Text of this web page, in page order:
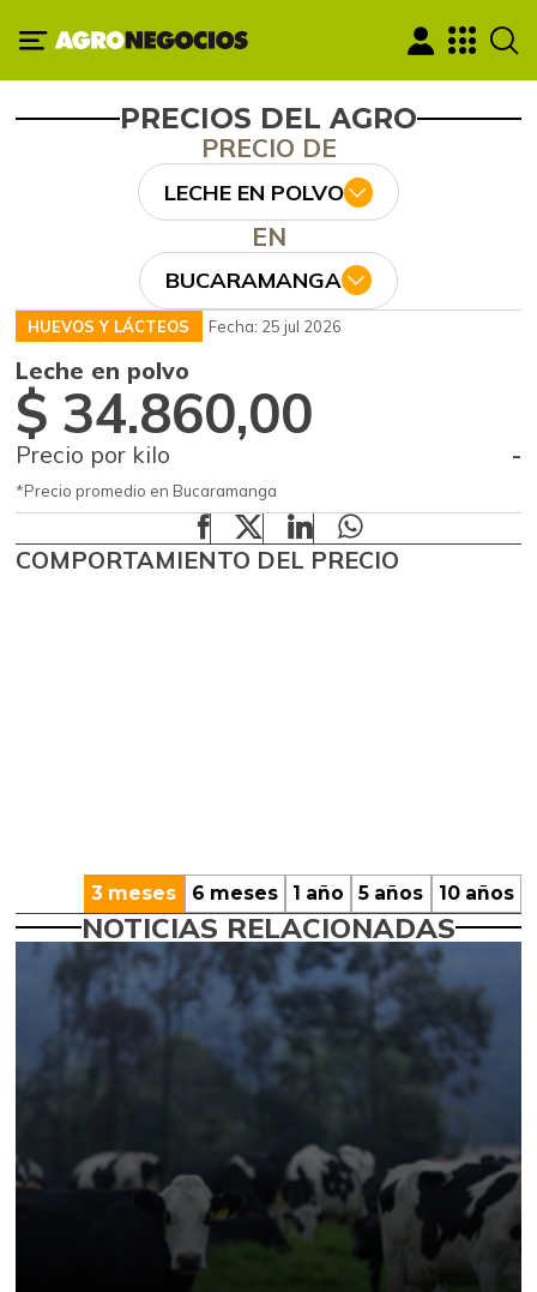
PRECIOS DEL AGRO
PRECIO DE
LECHE EN POLVO
EN
BUCARAMANGA
HUEVOS Y LÁCTEOS Fecha: 25 jul 2026
Leche en polvo
$ 34.860,00
Precio por kilo -
*Precio promedio en Bucaramanga
COMPORTAMIENTO DEL PRECIO
3 meses 6 meses 1 año 5 años 10 años
NOTICIAS RELACIONADAS